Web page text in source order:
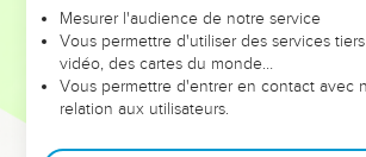
Comme des bestioles qui n’ont pas de
Tous ensemble, il les enlève à
son filet, Il les accumule dans sa nasse.
joie et l’allégresse.
Mesurer l'audience de notre service
Vous permettre d'utiliser des services
vidéo, des cartes du monde…
Vous permettre d'entrer en contact avec
relation aux utilisateurs.